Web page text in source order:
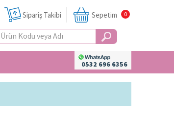
Sipariş Takibi Sepetim 0
0532 696 6356